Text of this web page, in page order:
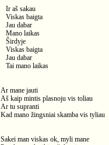
Ir aš sakau
Viskas baigta
Jau dabar
Mano laikas
Širdyje
Viskas baigta
Jau dabar
Tai mano laikas
Ar mane jauti
Aš kaip mintis plasnoju vis toliau
Ar tu supranti
Kad mano žingsniai skamba vis tyliau
Sakei man viskas ok, myli mane